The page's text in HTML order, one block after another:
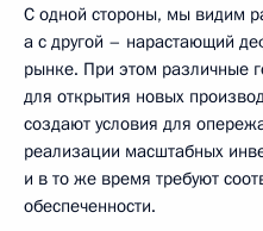
С одной стороны, мы видим
а с другой – нарастающий
рынке. При этом различные
для открытия новых
создают условия для
реализации масштабных
и в то же время требуют
обеспеченности.